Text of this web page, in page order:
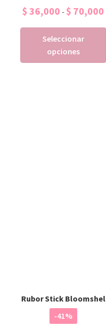
$ 36,000 - $ 70,000
Seleccionar
opciones
Rubor Stick Bloomshel
-41%